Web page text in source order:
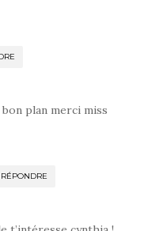
bon plan merci miss
RÉPONDRE